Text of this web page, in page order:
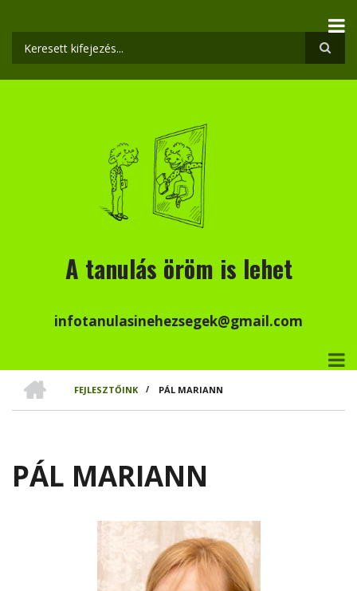
tartalomra
Keresés
A tanulás öröm is lehet
infotanulasinehezsegek@gmail.com
MORZSA
FEJLESZTŐINK
/ PÁL MARIANN
PÁL MARIANN